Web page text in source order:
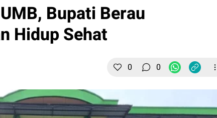
Bupati Berau
Hidup Sehat
0 0